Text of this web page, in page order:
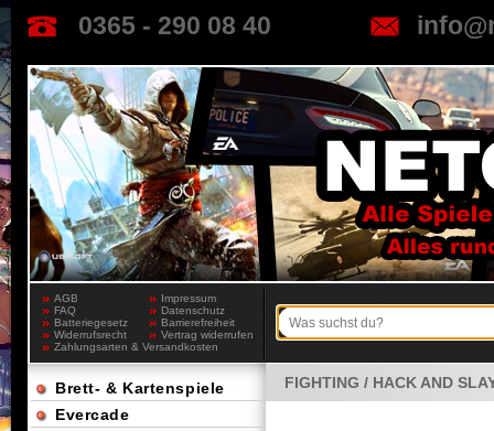
0365 - 290 08 40
AGB
Impressum
FAQ
Datenschutz
Batteriegesetz
Barrierefreiheit
Widerrufsrecht
Vertrag widerrufen
Zahlungsarten & Versandkosten
FIGHTING / HACK AND
Brett- & Kartenspiele
Evercade